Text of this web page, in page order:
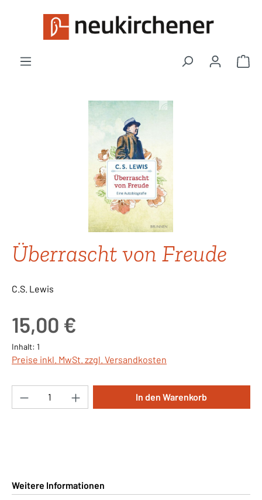
Zum Hauptinhalt springen
Bildergalerie überspringen
Überrascht von Freude
C.S. Lewis
15,00 €
Inhalt: 1
Preise inkl. MwSt. zzgl. Versandkosten
Produkt Anzahl: Gib den gewünschten
In den Warenkorb
Weitere Informationen